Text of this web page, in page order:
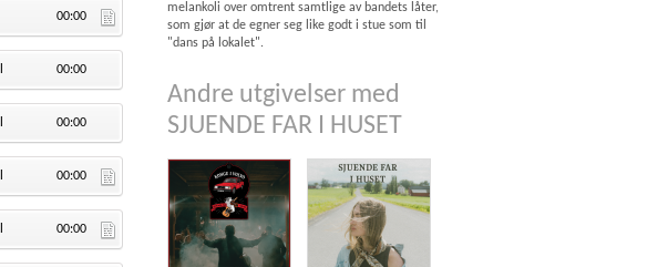
00:00
00:00
00:00
00:00
00:00
melankoli over omtrent samtlige av bandets låter,
som gjør at de egner seg like godt i stue som til
"dans på lokalet".
Andre utgivelser med
SJUENDE FAR I HUSET